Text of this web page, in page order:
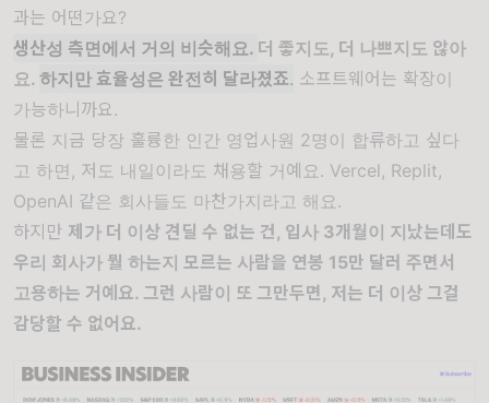
과는 어떤가요?
생산성 측면에서 거의 비슷해요. 더 좋지도, 더 나쁘지도 않아
요. 하지만 효율성은 완전히 달라졌죠. 소프트웨어는 확장이
가능하니까요.
물론 지금 당장 훌륭한 인간 영업사원 2명이 합류하고 싶다
고 하면, 저도 내일이라도 채용할 거예요. Vercel, Replit,
OpenAI 같은 회사들도 마찬가지라고 해요.
하지만 제가 더 이상 견딜 수 없는 건, 입사 3개월이 지났는데도
우리 회사가 뭘 하는지 모르는 사람을 연봉 15만 달러 주면서
고용하는 거예요. 그런 사람이 또 그만두면, 저는 더 이상 그걸
감당할 수 없어요.